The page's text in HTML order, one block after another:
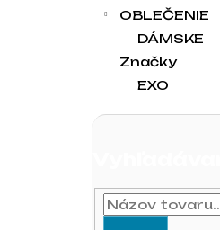
OBLEČENIE
DÁMSKE
Značky
EXO